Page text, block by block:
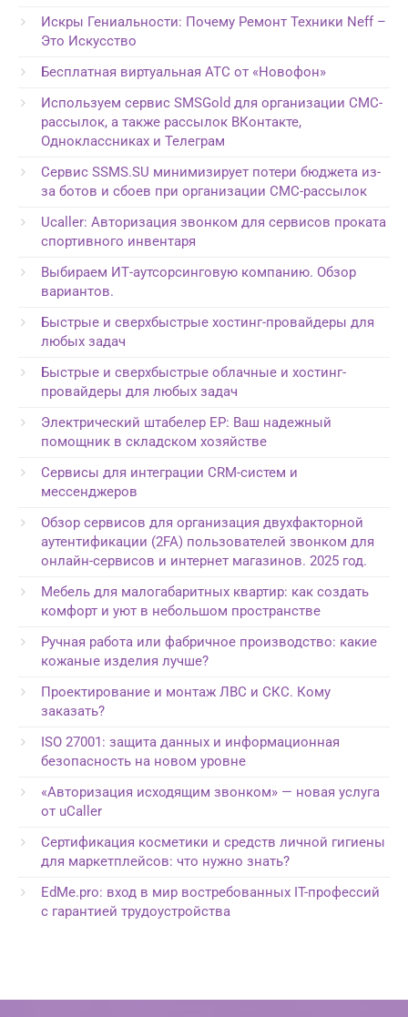
Искры Гениальности: Почему Ремонт Техники Neff –
Это Искусство
Бесплатная виртуальная АТС от «Новофон»
Используем сервис SMSGold для организации СМС-
рассылок, а также рассылок ВКонтакте,
Одноклассниках и Телеграм
Сервис SSMS.SU минимизирует потери бюджета из-
за ботов и сбоев при организации СМС-рассылок
Ucaller: Авторизация звонком для сервисов проката
спортивного инвентаря
Выбираем ИТ-аутсорсинговую компанию. Обзор
вариантов.
Быстрые и сверхбыстрые хостинг-провайдеры для
любых задач
Быстрые и сверхбыстрые облачные и хостинг-
провайдеры для любых задач
Электрический штабелер EP: Ваш надежный
помощник в складском хозяйстве
Сервисы для интеграции CRM-систем и
мессенджеров
Обзор сервисов для организация двухфакторной
аутентификации (2FA) пользователей звонком для
онлайн-сервисов и интернет магазинов. 2025 год.
Мебель для малогабаритных квартир: как создать
комфорт и уют в небольшом пространстве
Ручная работа или фабричное производство: какие
кожаные изделия лучше?
Проектирование и монтаж ЛВС и СКС. Кому
заказать?
ISO 27001: защита данных и информационная
безопасность на новом уровне
«Авторизация исходящим звонком» — новая услуга
от uCaller
Сертификация косметики и средств личной гигиены
для маркетплейсов: что нужно знать?
EdMe.pro: вход в мир востребованных IT-профессий
с гарантией трудоустройства